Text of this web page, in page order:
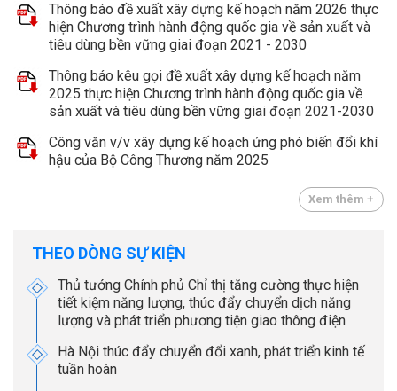
Thông báo đề xuất xây dựng kế hoạch năm 2026 thực
hiện Chương trình hành động quốc gia về sản xuất và
tiêu dùng bền vững giai đoạn 2021 - 2030
Thông báo kêu gọi đề xuất xây dựng kế hoạch năm
2025 thực hiện Chương trình hành động quốc gia về
sản xuất và tiêu dùng bền vững giai đoạn 2021-2030
Công văn v/v xây dựng kế hoạch ứng phó biến đổi khí
hậu của Bộ Công Thương năm 2025
Xem thêm +
THEO DÒNG SỰ KIỆN
Thủ tướng Chính phủ Chỉ thị tăng cường thực hiện
tiết kiệm năng lượng, thúc đẩy chuyển dịch năng
lượng và phát triển phương tiện giao thông điện
Hà Nội thúc đẩy chuyển đổi xanh, phát triển kinh tế
tuần hoàn